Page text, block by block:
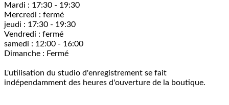
Mardi : 17:30 - 19:30
Mercredi : fermé
jeudi : 17:30 - 19:30
Vendredi : fermé
samedi : 12:00 - 16:00
Dimanche : Fermé
L'utilisation du studio d'enregistrement se fait
indépendamment des heures d'ouverture de la boutique.